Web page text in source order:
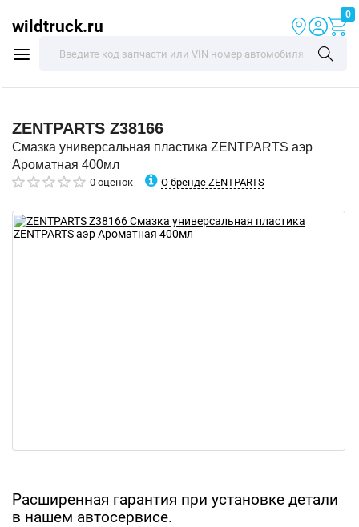
wildtruck.ru
0
ZENTPARTS Z38166
Смазка универсальная пластика ZENTPARTS аэр
Ароматная 400мл
0 оценок О бренде ZENTPARTS
Расширенная гарантия при установке детали
в нашем автосервисе.